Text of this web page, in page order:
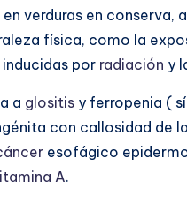
verduras en conserva,
física, como la
por radiación y
a glositis y ferropenia (
con callosidad de
esofágico
A.